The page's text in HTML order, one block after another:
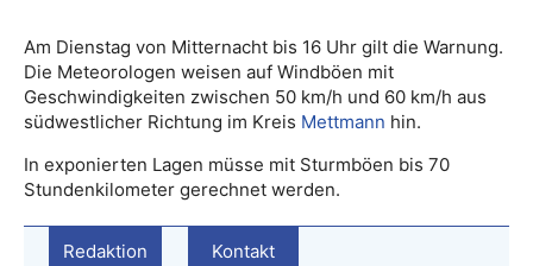
Am Dienstag von Mitternacht bis 16 Uhr gilt die Warnung.
Die Meteorologen weisen auf Windböen mit
Geschwindigkeiten zwischen 50 km/h und 60 km/h aus
südwestlicher Richtung im Kreis Mettmann hin.
In exponierten Lagen müsse mit Sturmböen bis 70
Stundenkilometer gerechnet werden.
Redaktion Kontakt